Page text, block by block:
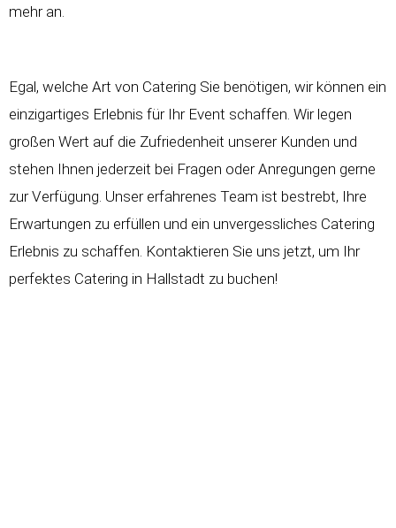
mehr an.
Egal, welche Art von Catering Sie benötigen, wir können ein
einzigartiges Erlebnis für Ihr Event schaffen. Wir legen
großen Wert auf die Zufriedenheit unserer Kunden und
stehen Ihnen jederzeit bei Fragen oder Anregungen gerne
zur Verfügung. Unser erfahrenes Team ist bestrebt, Ihre
Erwartungen zu erfüllen und ein unvergessliches Catering
Erlebnis zu schaffen. Kontaktieren Sie uns jetzt, um Ihr
perfektes Catering in Hallstadt zu buchen!